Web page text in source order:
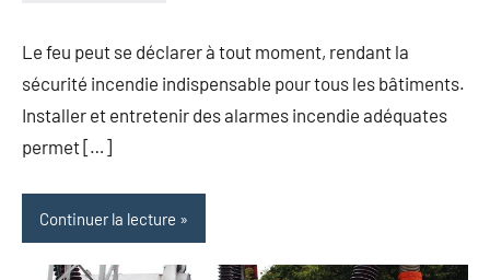
Le feu peut se déclarer à tout moment, rendant la
sécurité incendie indispensable pour tous les bâtiments.
Installer et entretenir des alarmes incendie adéquates
permet […]
Continuer la lecture